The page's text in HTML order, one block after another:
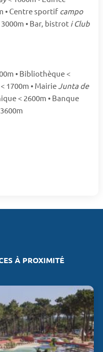
• Centre sportif campo
• Bar, bistrot i Club
• Bibliothèque <
< 1700m • Mairie Junta de
< 2600m • Banque
À PROXIMITÉ